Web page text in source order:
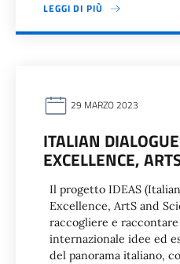
LEGGI DI PIÙ
29 MARZO 2023
ITALIAN
EXCELLENCE,
Il progetto IDEAS
Excellence, ArtS and
raccogliere e
internazionale idee ed
del panorama italiano,